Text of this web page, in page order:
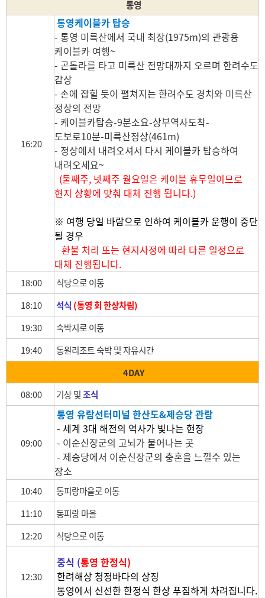
통영
16:20
통영케이블카 탑승
- 통영 미륵산에서 국내 최장(1975m)의 관광용
케이블카 여행~
- 곤돌라를 타고 미륵산 전망대까지 오르며 한려수도
감상
- 손에 잡힐 듯이 펼쳐지는 한려수도 경치와 미륵산
정상의 전망
- 케이블카탑승-9분소요-상부역사도착-
도보로10분-미륵산정상(461m)
- 정상에서 내려오셔서 다시 케이블카 탑승하여
내려오세요~
(둘째주, 넷째주 월요일은 케이블 휴무일이므로
현지 상황에 맞춰 대체 진행 됩니다.)
※ 여행 당일 바람으로 인하여 케이블카 운행이 중단
될 경우
환불 처리 또는 현지사정에 따라 다른 일정으로
대체 진행됩니다.
18:00
식당으로 이동
18:10
석식 (통영 회 한상차림)
19:30
숙박지로 이동
19:40
동원리조트 숙박 및 자유시간
4DAY
08:00
기상 및조식
09:00
통영 유람선터미널 한산도&제승당 관람
- 세계 3대 해전의 역사가 빛나는 현장
- 이순신장군의 고뇌가 뭍어나는 곳
- 제승당에서 이순신장군의 충혼을 느낄수 있는
장소
10:40
동피랑마을로 이동
11:10
동피랑 마을
12:20
식당으로 이동
12:30
중식 (통영 한정식)
한려해상 청정바다의 상징
통영에서 신선한 한정식 한상 푸짐하게 차려집니다.